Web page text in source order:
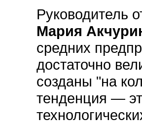
Руководитель
Мария
средних
достаточно
созданы "на
тенденция —